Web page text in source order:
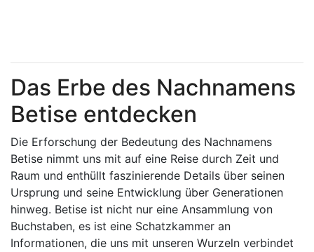
Das Erbe des Nachnamens
Betise entdecken
Die Erforschung der Bedeutung des Nachnamens
Betise nimmt uns mit auf eine Reise durch Zeit und
Raum und enthüllt faszinierende Details über seinen
Ursprung und seine Entwicklung über Generationen
hinweg. Betise ist nicht nur eine Ansammlung von
Buchstaben, es ist eine Schatzkammer an
Informationen, die uns mit unseren Wurzeln verbindet